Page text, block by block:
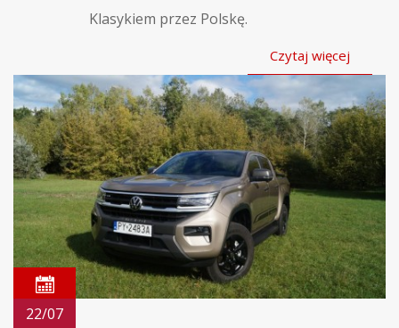
Klasykiem przez Polskę.
Czytaj więcej
22/07